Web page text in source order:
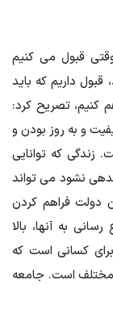
وقتی قبول می کنیم
داریم که باید
کنیم، تصریح کرد:
و به روز بودن و
زندگی که توانایی
نشود می تواند
دولت فراهم کردن
به آنها، بالا
برای کسانی است که
است. جامعه